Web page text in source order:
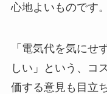
心地よいものです。
「電気代を気にせ
しい」という、コ
価する意見も目立